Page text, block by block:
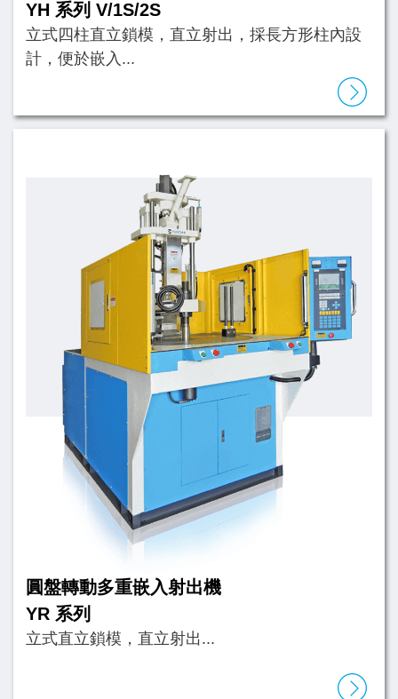
YH 系列 V/1S/2S
立式四柱直立鎖模，直立射出，採長方形柱內設
計，便於嵌入...
圓盤轉動多重嵌入射出機
YR 系列
立式直立鎖模，直立射出...